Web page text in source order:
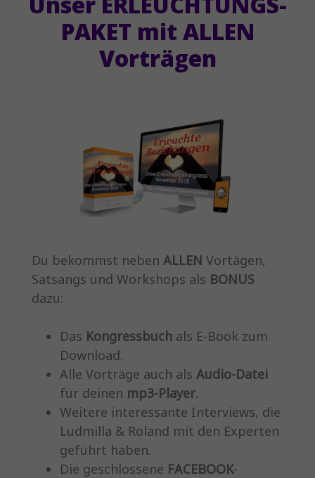
PAKET mit ALLEN
Vorträgen
Du bekommst neben ALLEN Vortägen,
Satsangs und Workshops als BONUS
dazu:
Das Kongressbuch als E-Book zum
Download.
Alle Vorträge auch als Audio-Datei
für deinen mp3-Player.
Weitere interessante Interviews, die
Ludmilla & Roland mit den Experten
geführt haben.
Die geschlossene FACEBOOK-